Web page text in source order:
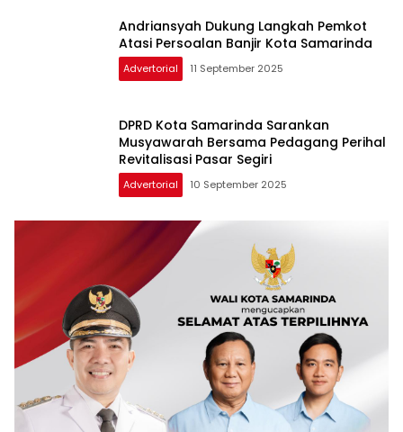
Andriansyah Dukung Langkah Pemkot
Atasi Persoalan Banjir Kota Samarinda
Advertorial 11 September 2025
DPRD Kota Samarinda Sarankan
Musyawarah Bersama Pedagang Perihal
Revitalisasi Pasar Segiri
Advertorial 10 September 2025